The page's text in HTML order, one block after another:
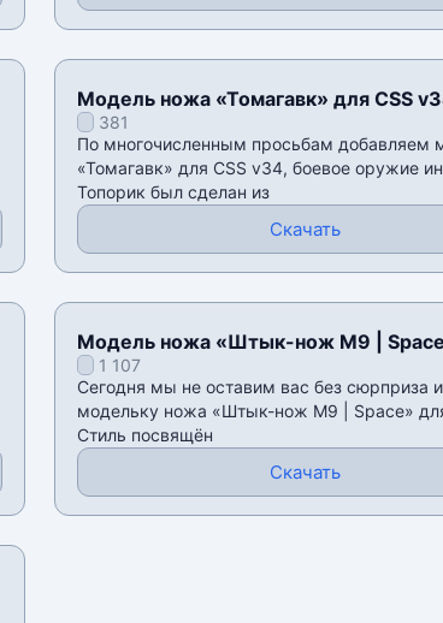
Модель ножа «Томагавк» для CSS
381
По многочисленным просьбам добавляем
«Томагавк» для CSS v34, боевое оружие
Топорик был сделан из
Скачать
Модель ножа «Штык-нож M9 |
CSS v34
1 107
Сегодня мы не оставим вас без сюрприза
модельку ножа «Штык-нож M9 | Space»
Стиль посвящён
Скачать